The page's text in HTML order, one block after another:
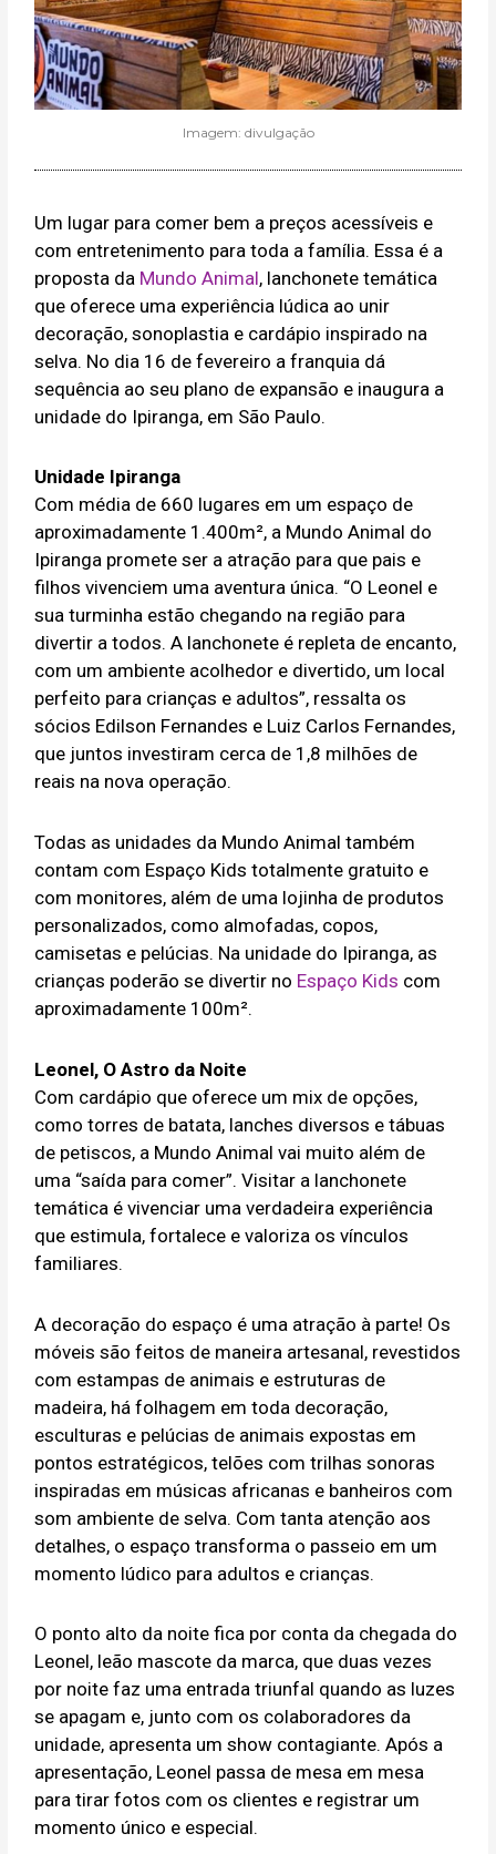
Imagem: divulgação
Um lugar para comer bem a preços acessíveis e
com entretenimento para toda a família. Essa é a
proposta da Mundo Animal, lanchonete temática
que oferece uma experiência lúdica ao unir
decoração, sonoplastia e cardápio inspirado na
selva. No dia 16 de fevereiro a franquia dá
sequência ao seu plano de expansão e inaugura a
unidade do Ipiranga, em São Paulo.
Unidade Ipiranga
Com média de 660 lugares em um espaço de
aproximadamente 1.400m², a Mundo Animal do
Ipiranga promete ser a atração para que pais e
filhos vivenciem uma aventura única. “O Leonel e
sua turminha estão chegando na região para
divertir a todos. A lanchonete é repleta de encanto,
com um ambiente acolhedor e divertido, um local
perfeito para crianças e adultos”, ressalta os
sócios Edilson Fernandes e Luiz Carlos Fernandes,
que juntos investiram cerca de 1,8 milhões de
reais na nova operação.
Todas as unidades da Mundo Animal também
contam com Espaço Kids totalmente gratuito e
com monitores, além de uma lojinha de produtos
personalizados, como almofadas, copos,
camisetas e pelúcias. Na unidade do Ipiranga, as
crianças poderão se divertir no Espaço Kids com
aproximadamente 100m².
Leonel, O Astro da Noite
Com cardápio que oferece um mix de opções,
como torres de batata, lanches diversos e tábuas
de petiscos, a Mundo Animal vai muito além de
uma “saída para comer”. Visitar a lanchonete
temática é vivenciar uma verdadeira experiência
que estimula, fortalece e valoriza os vínculos
familiares.
A decoração do espaço é uma atração à parte! Os
móveis são feitos de maneira artesanal, revestidos
com estampas de animais e estruturas de
madeira, há folhagem em toda decoração,
esculturas e pelúcias de animais expostas em
pontos estratégicos, telões com trilhas sonoras
inspiradas em músicas africanas e banheiros com
som ambiente de selva. Com tanta atenção aos
detalhes, o espaço transforma o passeio em um
momento lúdico para adultos e crianças.
O ponto alto da noite fica por conta da chegada do
Leonel, leão mascote da marca, que duas vezes
por noite faz uma entrada triunfal quando as luzes
se apagam e, junto com os colaboradores da
unidade, apresenta um show contagiante. Após a
apresentação, Leonel passa de mesa em mesa
para tirar fotos com os clientes e registrar um
momento único e especial.